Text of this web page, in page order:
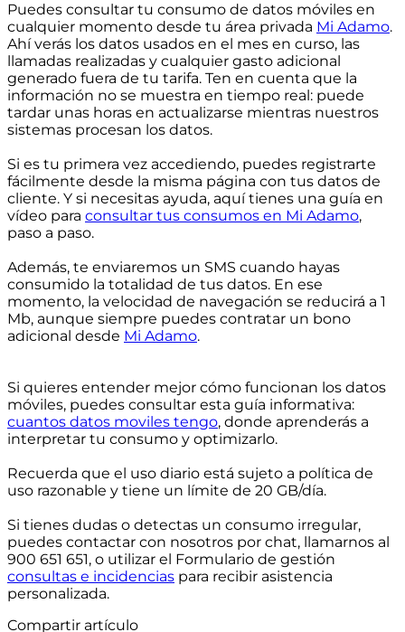
Puedes consultar tu consumo de datos móviles en
cualquier momento desde tu área privada Mi Adamo.
Ahí verás los datos usados en el mes en curso, las
llamadas realizadas y cualquier gasto adicional
generado fuera de tu tarifa. Ten en cuenta que la
información no se muestra en tiempo real: puede
tardar unas horas en actualizarse mientras nuestros
sistemas procesan los datos.
Si es tu primera vez accediendo, puedes registrarte
fácilmente desde la misma página con tus datos de
cliente. Y si necesitas ayuda, aquí tienes una guía en
vídeo para consultar tus consumos en Mi Adamo,
paso a paso.
Además, te enviaremos un SMS cuando hayas
consumido la totalidad de tus datos. En ese
momento, la velocidad de navegación se reducirá a 1
Mb, aunque siempre puedes contratar un bono
adicional desde Mi Adamo.
Si quieres entender mejor cómo funcionan los datos
móviles, puedes consultar esta guía informativa:
cuantos datos moviles tengo, donde aprenderás a
interpretar tu consumo y optimizarlo.
Recuerda que el uso diario está sujeto a política de
uso razonable y tiene un límite de 20 GB/día.
Si tienes dudas o detectas un consumo irregular,
puedes contactar con nosotros por chat, llamarnos al
900 651 651, o utilizar el Formulario de gestión
consultas e incidencias para recibir asistencia
personalizada.
Compartir artículo